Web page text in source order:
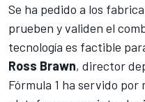
Se ha pedido a los
prueben y validen el
tecnología es factible
Ross Brawn, director
Fórmula 1 ha servido por